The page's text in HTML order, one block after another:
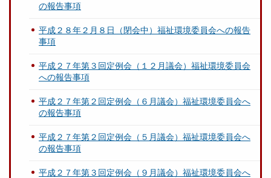
の報告事項
平成２８年２月８日（閉会中）福祉環境委員会への報告
事項
平成２７年第３回定例会（１２月議会）福祉環境委員会
への報告事項
平成２７年第２回定例会（６月議会）福祉環境委員会へ
の報告事項
平成２７年第２回定例会（５月議会）福祉環境委員会へ
の報告事項
平成２７年第３回定例会（９月議会）福祉環境委員会へ